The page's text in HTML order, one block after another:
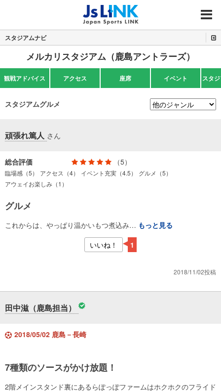
MENU
スタジアムナビ
メルカリスタジアム（鹿島アントラーズ）
観戦アドバイス アクセス 座席 イベント スタ
スタジアムグルメ
頑張れ篤人 さん
総合評価 （5）
臨場感（5） アクセス（4） イベント充実（4.5）
グルメ（5）
アウェイお楽しみ（1）
グルメ
これからは、やっぱり温かいもつ煮込み… もっと見る
いいね！
1
2018/11/02投稿
田中滋（鹿島担当）
2018/05/02 鹿島－長崎
7種類のソースがかけ放題！
2階メインスタンド裏にあるらぽっぽファームはホクホクのフライド